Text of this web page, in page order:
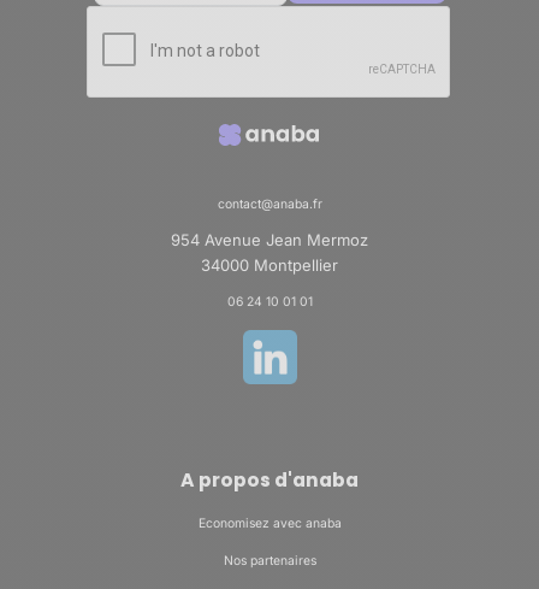
contact@anaba.fr
954 Avenue Jean Mermoz
34000 Montpellier
06 24 10 01 01
A propos d'anaba
Economisez avec anaba
Nos partenaires